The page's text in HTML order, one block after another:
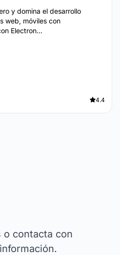
y domina el desarrollo
web, móviles con
Electron...
4.4
o contacta con